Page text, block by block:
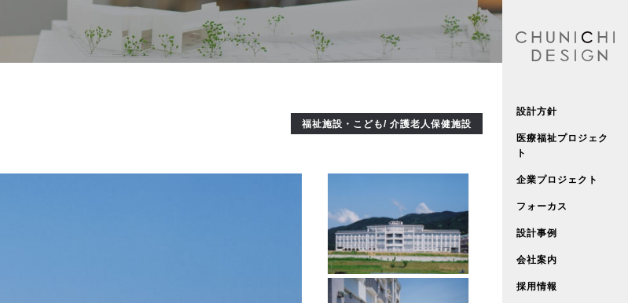
設計方針
医療福祉プロジェク
ト
企業プロジェクト
フォーカス
設計事例
会社案内
採用情報
福祉施設・こども/ 介護老人保健施設